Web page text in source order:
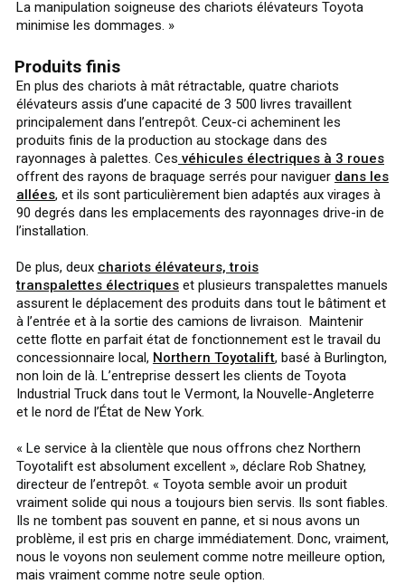
La manipulation soigneuse des chariots élévateurs Toyota
minimise les dommages. »
Produits finis
En plus des chariots à mât rétractable, quatre chariots
élévateurs assis d’une capacité de 3 500 livres travaillent
principalement dans l’entrepôt. Ceux-ci acheminent les
produits finis de la production au stockage dans des
rayonnages à palettes. Ces véhicules électriques à 3 roues
offrent des rayons de braquage serrés pour naviguer dans les
allées, et ils sont particulièrement bien adaptés aux virages à
90 degrés dans les emplacements des rayonnages drive-in de
l’installation.
De plus, deux chariots élévateurs, trois
transpalettes électriques et plusieurs transpalettes manuels
assurent le déplacement des produits dans tout le bâtiment et
à l’entrée et à la sortie des camions de livraison. Maintenir
cette flotte en parfait état de fonctionnement est le travail du
concessionnaire local, Northern Toyotalift, basé à Burlington,
non loin de là. L’entreprise dessert les clients de Toyota
Industrial Truck dans tout le Vermont, la Nouvelle-Angleterre
et le nord de l’État de New York.
« Le service à la clientèle que nous offrons chez Northern
Toyotalift est absolument excellent », déclare Rob Shatney,
directeur de l’entrepôt. « Toyota semble avoir un produit
vraiment solide qui nous a toujours bien servis. Ils sont fiables.
Ils ne tombent pas souvent en panne, et si nous avons un
problème, il est pris en charge immédiatement. Donc, vraiment,
nous le voyons non seulement comme notre meilleure option,
mais vraiment comme notre seule option.